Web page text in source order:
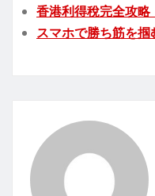
香港利得稅完全攻
スマホで勝ち筋を